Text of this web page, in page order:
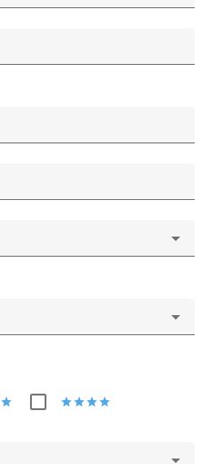
star starstarstarstar